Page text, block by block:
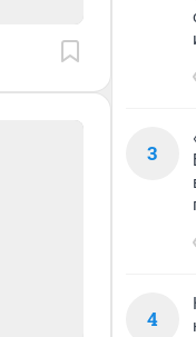
3
4